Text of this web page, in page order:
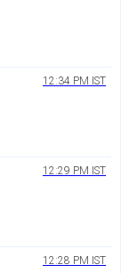
12:34 PM IST
12:29 PM IST
12:28 PM IST